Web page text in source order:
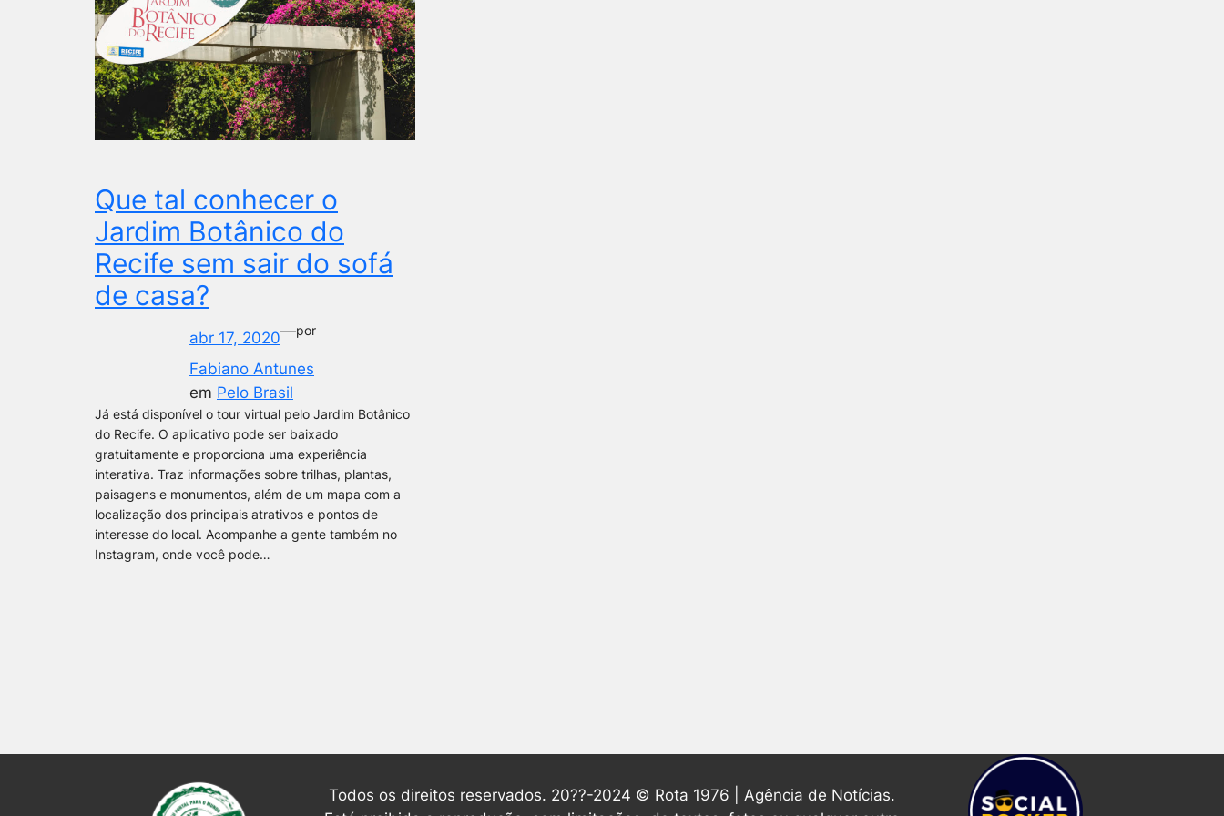
Que tal conhecer o
Jardim Botânico do
Recife sem sair do sofá
de casa?
abr 17, 2020—por
Fabiano Antunes
em Pelo Brasil
Já está disponível o tour virtual pelo Jardim Botânico
do Recife. O aplicativo pode ser baixado
gratuitamente e proporciona uma experiência
interativa. Traz informações sobre trilhas, plantas,
paisagens e monumentos, além de um mapa com a
localização dos principais atrativos e pontos de
interesse do local. Acompanhe a gente também no
Instagram, onde você pode…
Todos os direitos reservados. 20??-2024 © Rota 1976 | Agência de Notícias.